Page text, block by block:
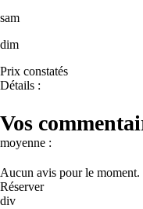
sam
dim
Prix constatés
Détails :
Vos
moyenne :
Aucun avis pour le moment.
Réserver
div